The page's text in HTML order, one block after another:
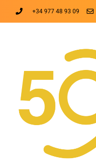
+34 977 48 93 09